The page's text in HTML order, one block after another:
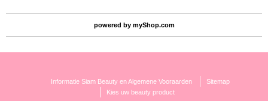
powered by myShop.com
Informatie Siam Beauty en Algemene Vooraarden
Sitemap
Kies uw beauty product